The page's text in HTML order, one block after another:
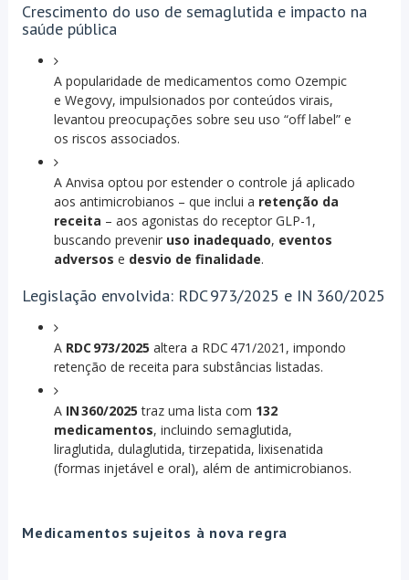
Crescimento do uso de semaglutida e impacto na
saúde pública
A popularidade de medicamentos como Ozempic
e Wegovy, impulsionados por conteúdos virais,
levantou preocupações sobre seu uso “off label” e
os riscos associados.
A Anvisa optou por estender o controle já aplicado
aos antimicrobianos – que inclui a retenção da
receita – aos agonistas do receptor GLP-1,
buscando prevenir uso inadequado, eventos
adversos e desvio de finalidade.
Legislação envolvida: RDC 973/2025 e IN 360/2025
A RDC 973/2025 altera a RDC 471/2021, impondo
retenção de receita para substâncias listadas.
A IN 360/2025 traz uma lista com 132
medicamentos, incluindo semaglutida,
liraglutida, dulaglutida, tirzepatida, lixisenatida
(formas injetável e oral), além de antimicrobianos.
Medicamentos sujeitos à nova regra